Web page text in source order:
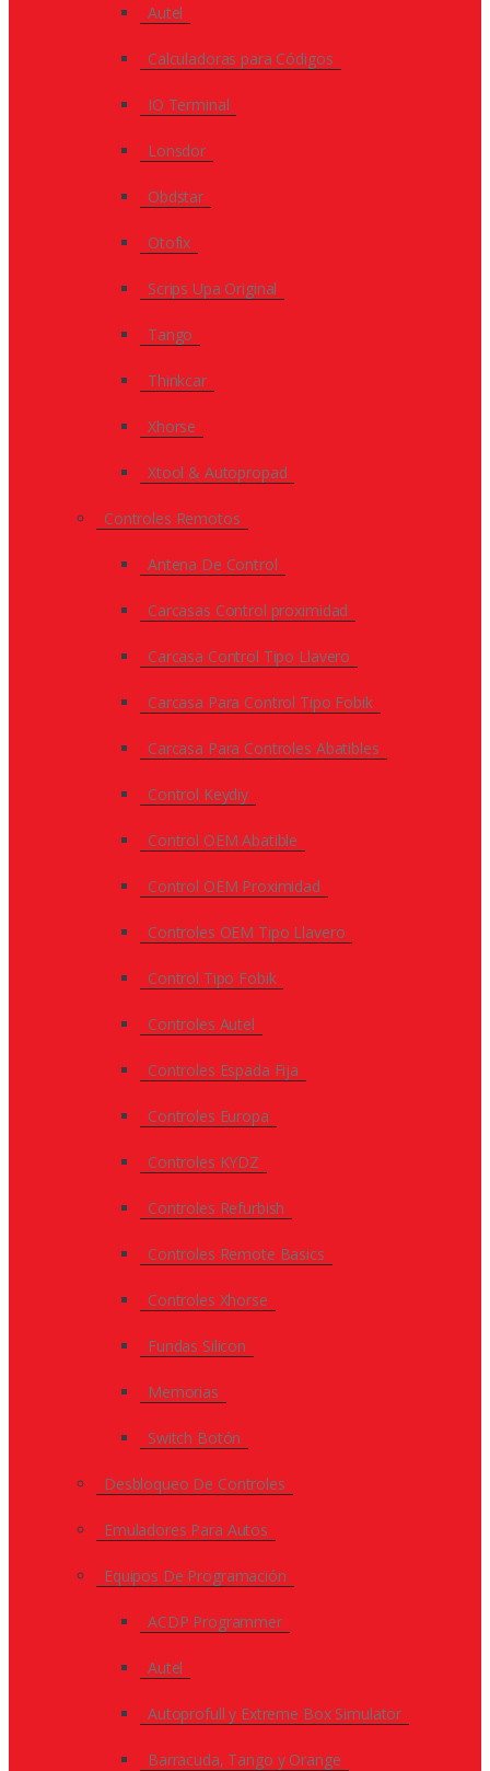
Autel
Calculadoras para Códigos
IO Terminal
Lonsdor
Obdstar
Otofix
Scrips Upa Original
Tango
Thinkcar
Xhorse
Xtool & Autopropad
Controles Remotos
Antena De Control
Carcasas Control proximidad
Carcasa Control Tipo Llavero
Carcasa Para Control Tipo Fobik
Carcasa Para Controles Abatibles
Control Keydiy
Control OEM Abatible
Control OEM Proximidad
Controles OEM Tipo Llavero
Control Tipo Fobik
Controles Autel
Controles Espada Fija
Controles Europa
Controles KYDZ
Controles Refurbish
Controles Remote Basics
Controles Xhorse
Fundas Silicon
Memorias
Switch Botón
Desbloqueo De Controles
Emuladores Para Autos
Equipos De Programación
ACDP Programmer
Autel
Autoprofull y Extreme Box Simulator
Barracuda, Tango y Orange